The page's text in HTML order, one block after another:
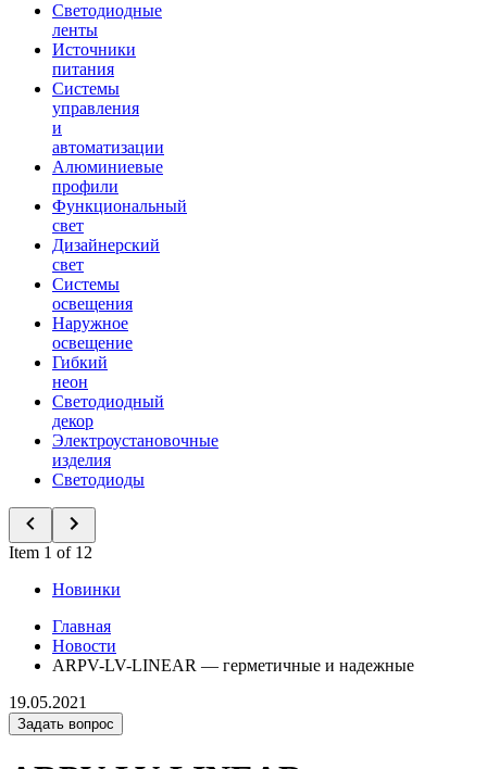
Светодиодные
ленты
Источники
питания
Системы
управления
и
автоматизации
Алюминиевые
профили
Функциональный
свет
Дизайнерский
свет
Системы
освещения
Наружное
освещение
Гибкий
неон
Светодиодный
декор
Электроустановочные
изделия
Светодиоды
Item 1 of 12
Новинки
Главная
Новости
ARPV-LV-LINEAR — герметичные и надежные
19.05.2021
Задать вопрос